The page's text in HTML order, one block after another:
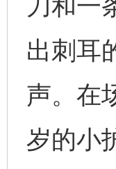
刀和一
出刺耳
声。在
岁的小